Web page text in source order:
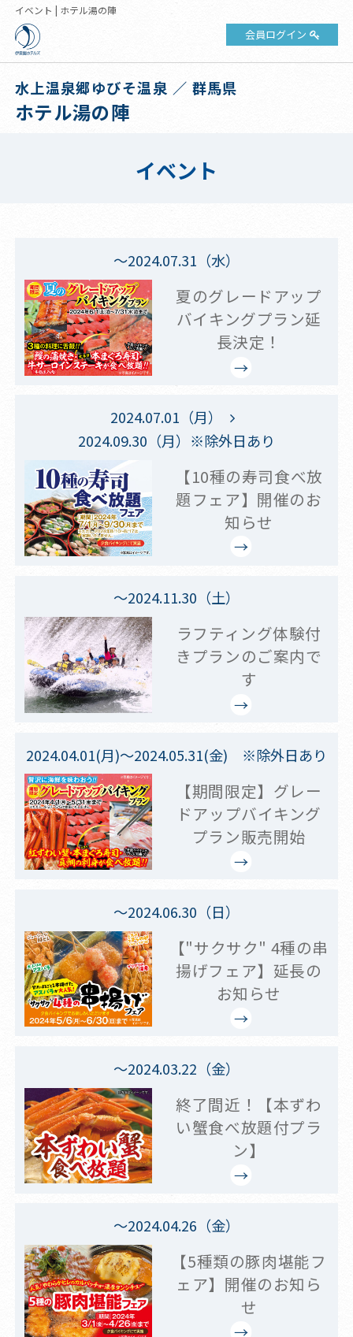
イベント | ホテル湯の陣
会員ログイン
水上温泉郷ゆびそ温泉 ／ 群馬県
ホテル湯の陣
イベント
～2024.07.31（水）
夏のグレードアップ
バイキングプラン延
長決定！
2024.07.01（月）
2024.09.30（月）※除外日あり
【10種の寿司食べ放
題フェア】開催のお
知らせ
～2024.11.30（土）
ラフティング体験付
きプランのご案内で
す
2024.04.01(月)～2024.05.31(金) ※除外日あり
【期間限定】グレー
ドアップバイキング
プラン販売開始
～2024.06.30（日）
【"サクサク" 4種の串
揚げフェア】延長の
お知らせ
～2024.03.22（金）
終了間近！【本ずわ
い蟹食べ放題付プラ
ン】
～2024.04.26（金）
【5種類の豚肉堪能フ
ェア】開催のお知ら
せ